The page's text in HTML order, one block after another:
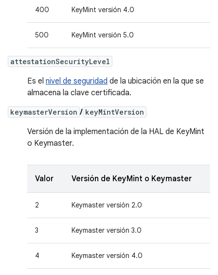
400 KeyMint versión 4.0
500 KeyMint versión 5.0
attestationSecurityLevel
Es el nivel de seguridad de la ubicación en la que se
almacena la clave certificada.
keymasterVersion / keyMintVersion
Versión de la implementación de la HAL de KeyMint
o Keymaster.
Valor Versión de KeyMint o Keymaster
2 Keymaster versión 2.0
3 Keymaster versión 3.0
4 Keymaster versión 4.0